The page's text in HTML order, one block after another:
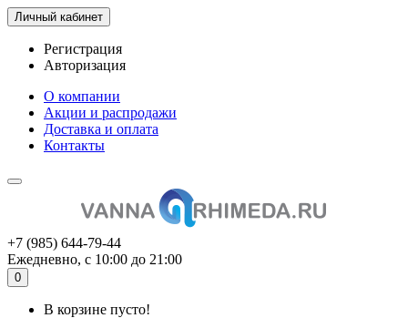
Личный кабинет
Регистрация
Авторизация
О компании
Акции и распродажи
Доставка и оплата
Контакты
+7 (985) 644-79-44
Ежедневно, с 10:00 до 21:00
0
В корзине пусто!